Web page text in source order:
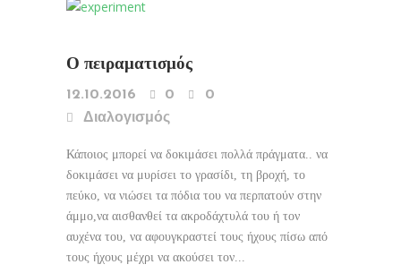
Ο πειραματισμός
12.10.2016 0
0
Διαλογισμός
Κάποιος μπορεί να δοκιμάσει πολλά πράγματα.. να
δοκιμάσει να μυρίσει το γρασίδι, τη βροχή, το
πεύκο, να νιώσει τα πόδια του να περπατούν στην
άμμο,να αισθανθεί τα ακροδάχτυλά του ή τον
αυχένα του, να αφουγκραστεί τους ήχους πίσω από
τους ήχους μέχρι να ακούσει τον...